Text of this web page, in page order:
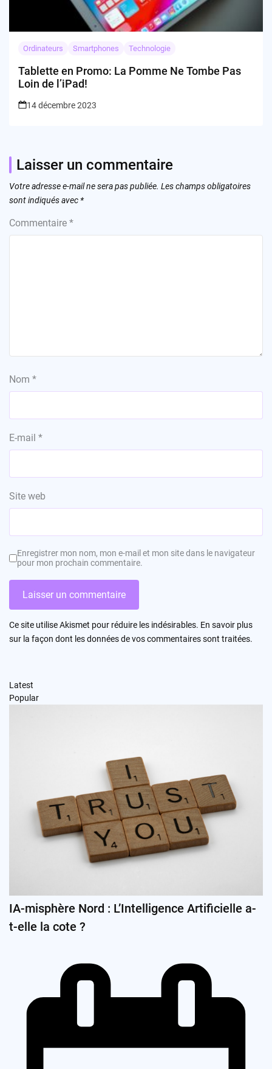
Ordinateurs Smartphones Technologie
Tablette en Promo: La Pomme Ne Tombe Pas
Loin de l’iPad!
14 décembre 2023
Laisser un commentaire
Votre adresse e-mail ne sera pas publiée. Les champs obligatoires
sont indiqués avec *
Commentaire *
Nom *
E-mail *
Site web
Enregistrer mon nom, mon e-mail et mon site dans le navigateur
pour mon prochain commentaire.
Ce site utilise Akismet pour réduire les indésirables. En savoir plus
sur la façon dont les données de vos commentaires sont traitées.
Latest
Popular
IA-misphère Nord : L’Intelligence Artificielle a-
t-elle la cote ?